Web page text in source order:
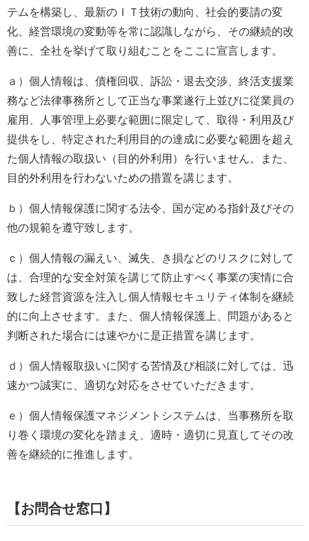
テムを構築し、最新のＩＴ技術の動向、社会的要請の変
化、経営環境の変動等を常に認識しながら、その継続的改
善に、全社を挙げて取り組むことをここに宣言します。
ａ）個人情報は、債権回収、訴訟・退去交渉、終活支援業
務など法律事務所として正当な事業遂行上並びに従業員の
雇用、人事管理上必要な範囲に限定して、取得・利用及び
提供をし、特定された利用目的の達成に必要な範囲を超え
た個人情報の取扱い（目的外利用）を行いません。また、
目的外利用を行わないための措置を講じます。
ｂ）個人情報保護に関する法令、国が定める指針及びその
他の規範を遵守致します。
ｃ）個人情報の漏えい、滅失、き損などのリスクに対して
は、合理的な安全対策を講じて防止すべく事業の実情に合
致した経営資源を注入し個人情報セキュリティ体制を継続
的に向上させます。また、個人情報保護上、問題があると
判断された場合には速やかに是正措置を講じます。
ｄ）個人情報取扱いに関する苦情及び相談に対しては、迅
速かつ誠実に、適切な対応をさせていただきます。
ｅ）個人情報保護マネジメントシステムは、当事務所を取
り巻く環境の変化を踏まえ、適時・適切に見直してその改
善を継続的に推進します。
【お問合せ窓口】